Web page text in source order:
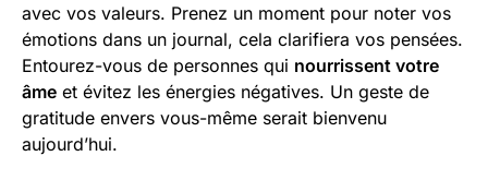
avec vos valeurs. Prenez un moment pour noter vos
émotions dans un journal, cela clarifiera vos pensées.
Entourez-vous de personnes qui nourrissent votre
âme et évitez les énergies négatives. Un geste de
gratitude envers vous-même serait bienvenu
aujourd’hui.